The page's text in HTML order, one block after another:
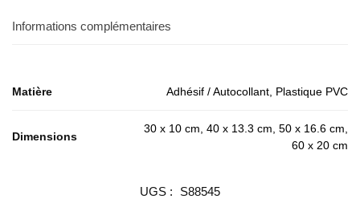
Informations complémentaires
Matière Adhésif / Autocollant, Plastique PVC
Dimensions
30 x 10 cm, 40 x 13.3 cm, 50 x 16.6 cm,
60 x 20 cm
UGS :
S88545